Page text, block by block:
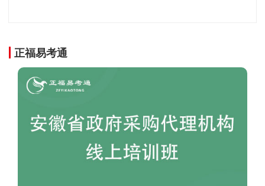
程招标代理有限公司）
联系方式：高小姐0591-88251377
项目名称：国道G206线揭阳新亨至地都段改
建工程前期工作项目
采购预算：692.6万元
正福易考通